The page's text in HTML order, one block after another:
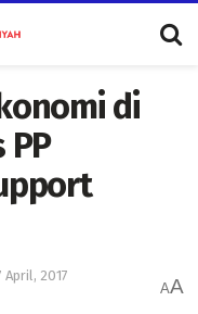
di
PP
April, 2017
AA